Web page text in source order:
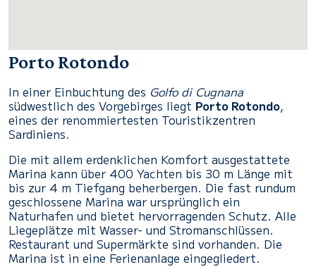
Porto Rotondo
In einer Einbuchtung des Golfo di Cugnana
südwestlich des Vorgebirges liegt Porto Rotondo,
eines der renommiertesten Touristikzentren
Sardiniens.
Die mit allem erdenklichen Komfort ausgestattete
Marina kann über 400 Yachten bis 30 m Länge mit
bis zur 4 m Tiefgang beherbergen. Die fast rundum
geschlossene Marina war ursprünglich ein
Naturhafen und bietet hervorragenden Schutz. Alle
Liegeplätze mit Wasser- und Stromanschlüssen.
Restaurant und Supermärkte sind vorhanden. Die
Marina ist in eine Ferienanlage eingegliedert.